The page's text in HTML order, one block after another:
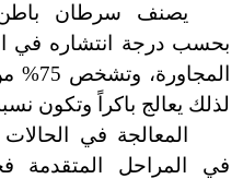
يصنف سرطان
بحسب درجة انتشاره في
لذلك يعالج باكراً وتكون
المعالجة في
في المراحل المتقدمة